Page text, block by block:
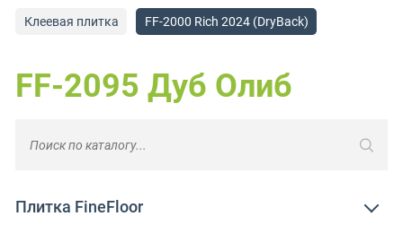
Клеевая плитка FF-2000 Rich 2024 (DryBack)
FF-2095 Дуб Олиб
Плитка FineFloor